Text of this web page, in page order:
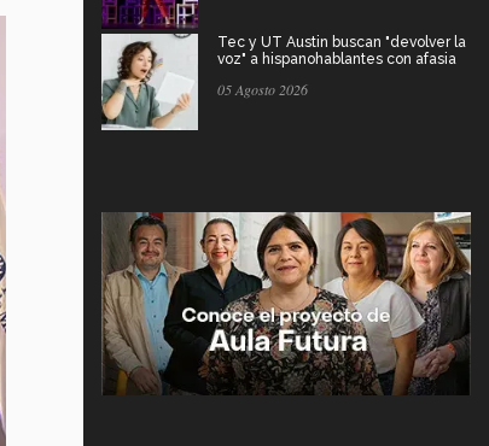
Tec y UT Austin buscan "devolver la
voz" a hispanohablantes con afasia
05 Agosto 2026